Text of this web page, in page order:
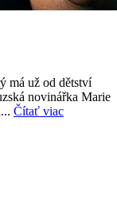
má už od dětství
novinářka Marie
Čítať viac